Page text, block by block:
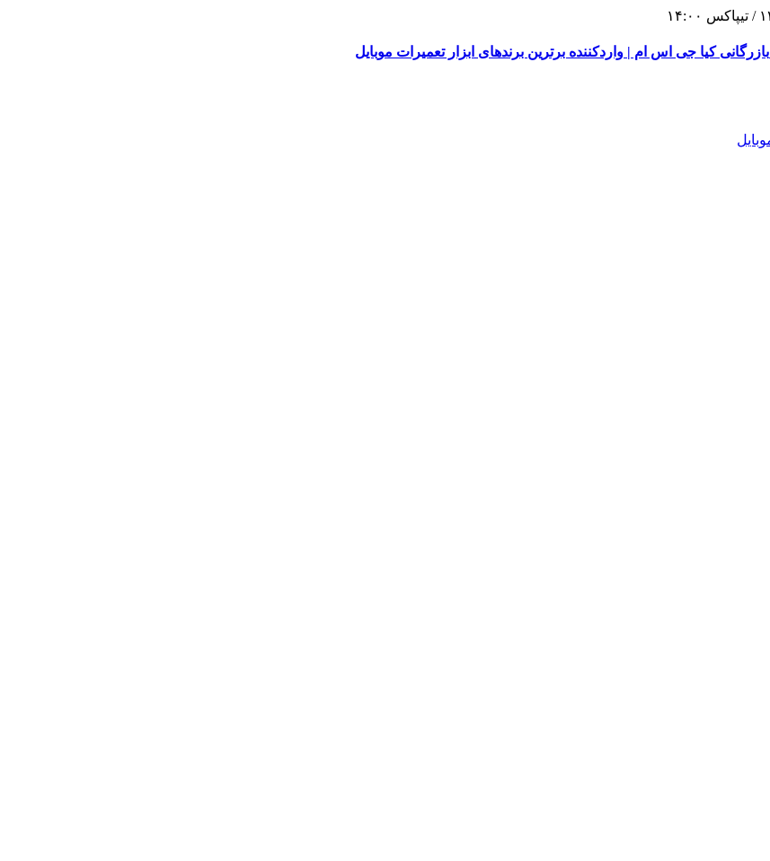
بازرگانی کیا جی اس ام | واردکننده برترین برندهای ابزار تعمیرات موبایل